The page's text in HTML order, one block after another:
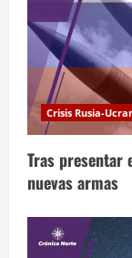
ó
n
d
e
e
n
Crisis Rusia-
Tras
nuevas armas